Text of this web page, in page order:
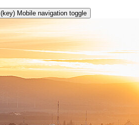
(key) Mobile navigation toggle